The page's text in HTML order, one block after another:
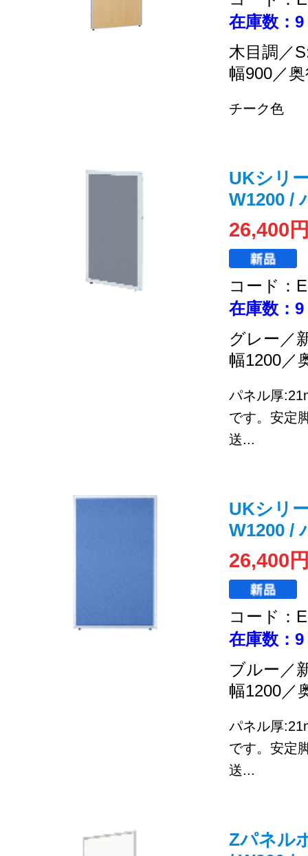
在庫数：9
木目調／
幅900／
チーク色
UKシリ
W1200 /
26,400
コード：
在庫数：9
グレー／
幅1200／
パネル厚
です。安定
送...
UKシリ
W1200 /
26,400
コード：
在庫数：9
ブルー／
幅1200／
パネル厚
です。安定
送...
Zパネル